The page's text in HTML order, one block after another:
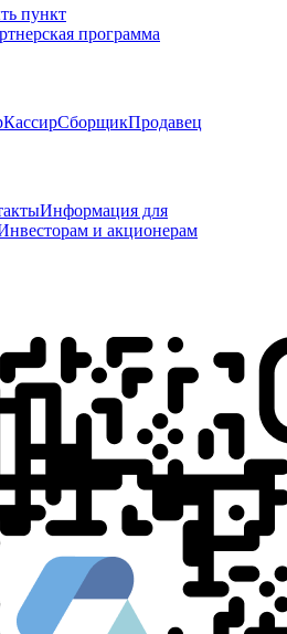
пункт
программа
КассирСборщикПродавец
Информация для
и акционерам